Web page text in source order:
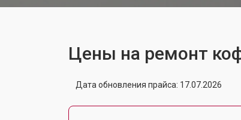
Цены на ремонт
Дата обновления прайса: 17.07.2026